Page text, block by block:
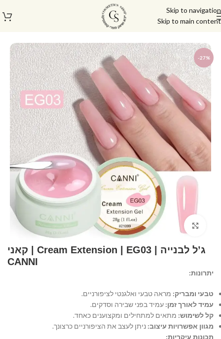
Skip to navigation
Skip to main content
עמוד הבית מוצרי בניה וציפורניים
-27%
Click to enlarge
ג’ל לבנייה | Cream Extension | EG03 | קאני
CANNI
יתרונות:
טבעי ומבריק: מראה טבעי ואלגנטי לציפורניים.
עמיד לאורך זמן: עמיד בפני שבירה וסדקים.
קל לשימוש: מתאים למתחילים ומקצוענים כאחד.
מגוון אפשרויות עיצוב: ניתן לעצב את הציפורניים כרצונך.
תכונות עיקריות: